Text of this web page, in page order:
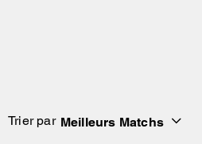
Trier par Meilleurs Matchs